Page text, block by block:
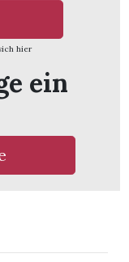
hier
ein